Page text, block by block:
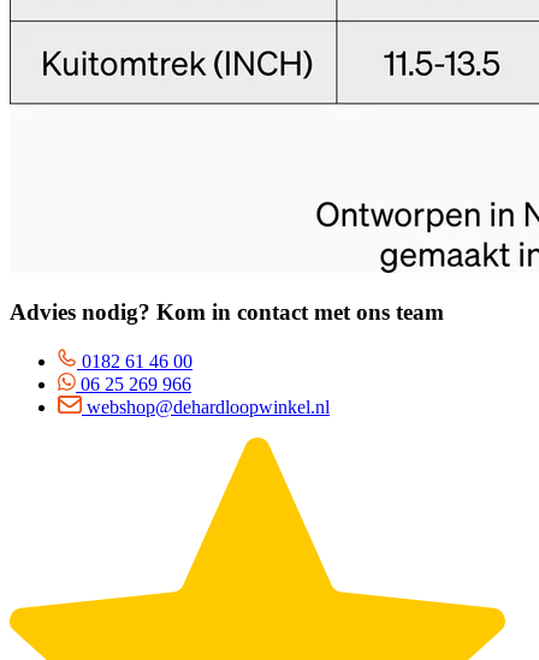
Advies nodig? Kom in contact met ons team
0182 61 46 00
06 25 269 966
webshop@dehardloopwinkel.nl